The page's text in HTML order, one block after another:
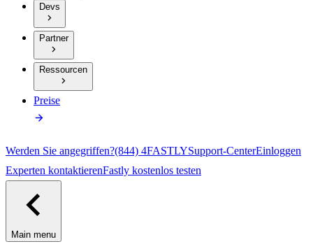
Devs
Partner
Ressourcen
Preise
Werden Sie angegriffen?(844) 4FASTLYSupport-CenterEinloggen
Experten kontaktierenFastly kostenlos testen
Main menu